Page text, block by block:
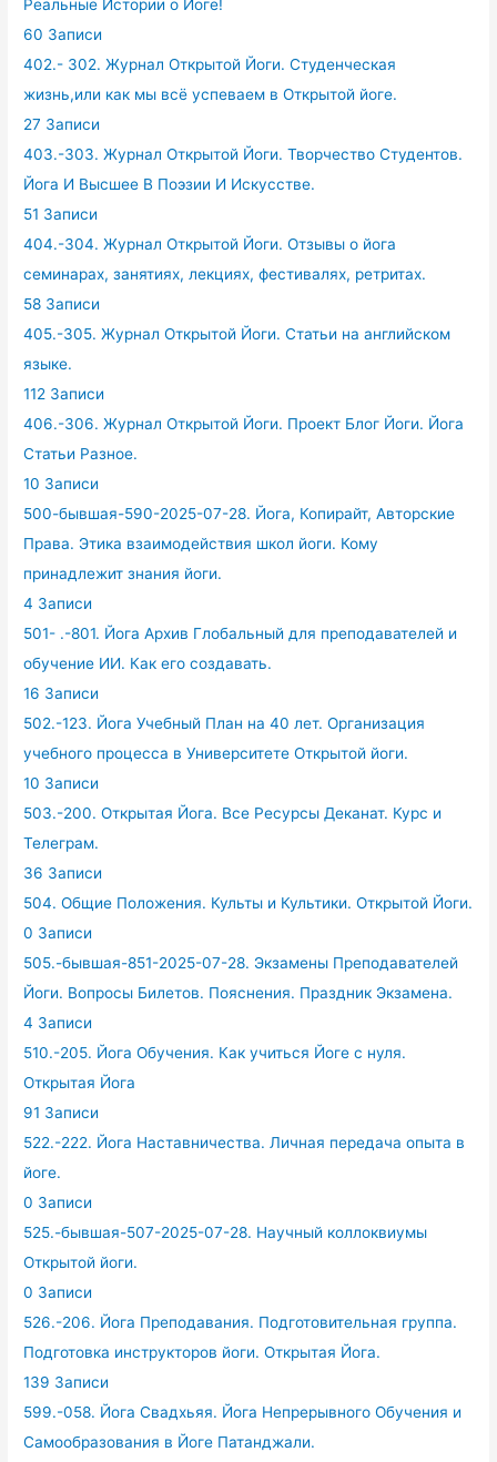
Реальные Истории о Йоге!
60 Записи
402.- 302. Журнал Открытой Йоги. Студенческая
жизнь,или как мы всё успеваем в Открытой йоге.
27 Записи
403.-303. Журнал Открытой Йоги. Творчество Студентов.
Йога И Высшее В Поэзии И Искусстве.
51 Записи
404.-304. Журнал Открытой Йоги. Отзывы о йога
семинарах, занятиях, лекциях, фестивалях, ретритах.
58 Записи
405.-305. Журнал Открытой Йоги. Статьи на английском
языке.
112 Записи
406.-306. Журнал Открытой Йоги. Проект Блог Йоги. Йога
Статьи Разное.
10 Записи
500-бывшая-590-2025-07-28. Йога, Копирайт, Авторские
Права. Этика взаимодействия школ йоги. Кому
принадлежит знания йоги.
4 Записи
501- .-801. Йога Архив Глобальный для преподавателей и
обучение ИИ. Как его создавать.
16 Записи
502.-123. Йога Учебный План на 40 лет. Организация
учебного процесса в Университете Открытой йоги.
10 Записи
503.-200. Открытая Йога. Все Ресурсы Деканат. Курс и
Телеграм.
36 Записи
504. Общие Положения. Культы и Культики. Открытой Йоги.
0 Записи
505.-бывшая-851-2025-07-28. Экзамены Преподавателей
Йоги. Вопросы Билетов. Пояснения. Праздник Экзамена.
4 Записи
510.-205. Йога Обучения. Как учиться Йоге с нуля.
Открытая Йога
91 Записи
522.-222. Йога Наставничества. Личная передача опыта в
йоге.
0 Записи
525.-бывшая-507-2025-07-28. Научный коллоквиумы
Открытой йоги.
0 Записи
526.-206. Йога Преподавания. Подготовительная группа.
Подготовка инструкторов йоги. Открытая Йога.
139 Записи
599.-058. Йога Свадхьяя. Йога Непрерывного Обучения и
Самообразования в Йоге Патанджали.